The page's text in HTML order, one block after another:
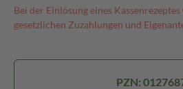
Bei der Einlösung eines
gesetzlichen Zuzahlungen und
PZN: